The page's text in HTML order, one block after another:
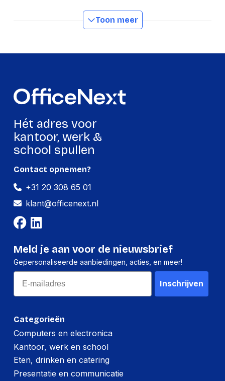
Ondersteunde
beveiligingsalgoritmen256-bit AES
Busgevoed USB
Harde schijf
HDD omvang
HDD capaciteit
Materiaal behuizing
Windows
Ondersteunt Mac-
besturingssysteem
Ja
USB-versie
USB-connector
USB Type-C
Wifi
Nee
Ethernet LAN
Nee
Toon meer
Hét adres voor
kantoor, werk &
school spullen
Categorieën
Computers en electronica
Kantoor, werk en school
Eten, drinken en catering
Presentatie en communicatie
Contact opnemen?
+31 20 308 65 01
klant@officenext.nl
Meld je aan voor de nieuwsbrief
Gepersonaliseerde aanbiedingen, acties, en meer!
Email
Inschrijven